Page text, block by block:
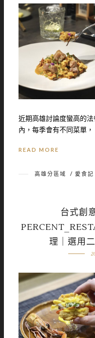
近期高雄討論度蠻高的
內，每季會有不同菜單
READ MORE
高雄分區域 / 愛食記
台式創
理｜選用